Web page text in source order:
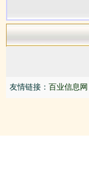
友情链接： 百业信息网